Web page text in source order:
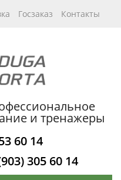
Госзаказ Контакты
и тренажеры
60 14
305 60 14